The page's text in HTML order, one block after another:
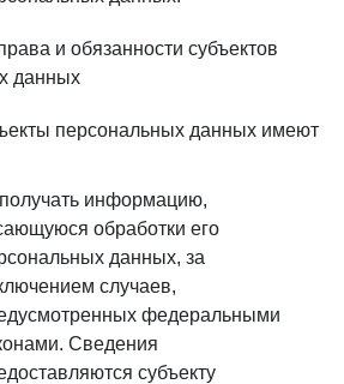
и обязанности субъектов
данных
персональных данных имеют
получать информацию,
обработки его
данных, за
случаев,
федеральными
Сведения
субъекту